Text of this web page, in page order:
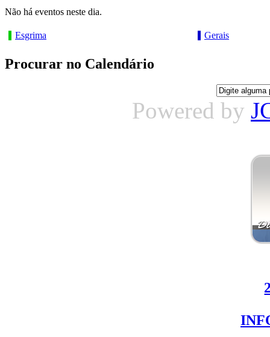
Não há eventos neste dia.
Esgrima Gerais
Procurar no Calendário
Powered by